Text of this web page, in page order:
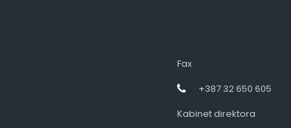
Fax
+387 32 650 605
Kabinet direktora